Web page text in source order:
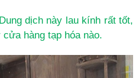
dịch này lau kính rất tốt,
hàng tạp hóa nào.